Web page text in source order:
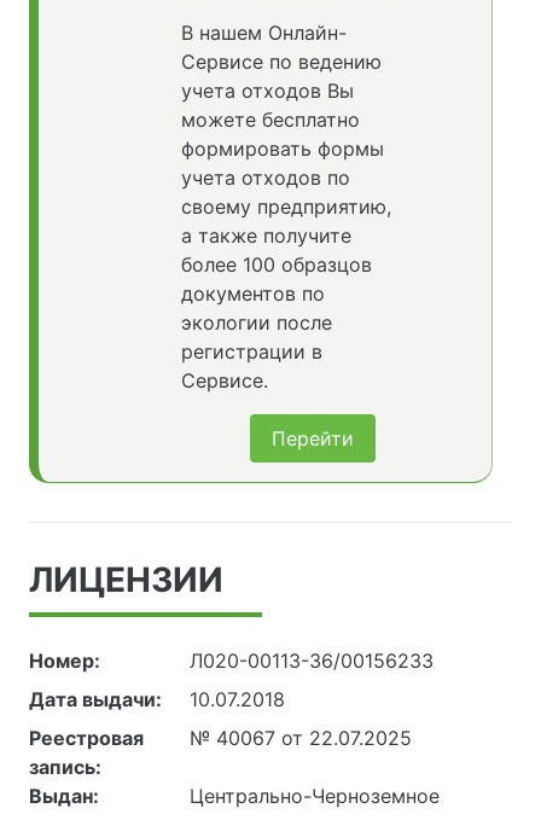
В нашем Онлайн-
Сервисе по ведению
учета отходов Вы
можете бесплатно
формировать формы
учета отходов по
своему предприятию,
а также получите
более 100 образцов
документов по
экологии после
регистрации в
Сервисе.
Перейти
ЛИЦЕНЗИИ
Номер:
Л020-00113-36/00156233
Дата выдачи:
10.07.2018
Реестровая
запись:
№ 40067 от 22.07.2025
Выдан:
Центрально-Черноземное